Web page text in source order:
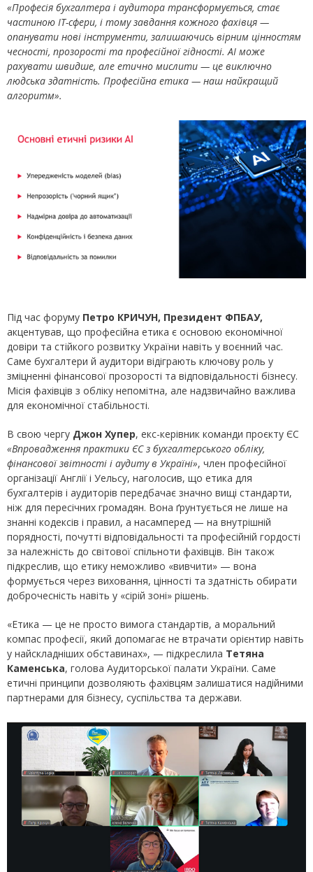
«Професія бухгалтера і аудитора трансформується, стає
частиною ІТ-сфери, і тому завдання кожного фахівця —
опанувати нові інструменти, залишаючись вірним цінностям
чесності, прозорості та професійної гідності. AI може
рахувати швидше, але етично мислити — це виключно
людська здатність. Професійна етика — наш найкращий
алгоритм».
Під час форуму Петро КРИЧУН, Президент ФПБАУ,
акцентував, що професійна етика є основою економічної
довіри та стійкого розвитку України навіть у воєнний час.
Саме бухгалтери й аудитори відіграють ключову роль у
зміцненні фінансової прозорості та відповідальності бізнесу.
Місія фахівців з обліку непомітна, але надзвичайно важлива
для економічної стабільності.
В свою чергу Джон Хупер, екс-керівник команди проєкту ЄС
«Впровадження практики ЄС з бухгалтерського обліку,
фінансової звітності і аудиту в Україні», член професійної
організації Англії і Уельсу, наголосив, що етика для
бухгалтерів і аудиторів передбачає значно вищі стандарти,
ніж для пересічних громадян. Вона ґрунтується не лише на
знанні кодексів і правил, а насамперед — на внутрішній
порядності, почутті відповідальності та професійній гордості
за належність до світової спільноти фахівців. Він також
підкреслив, що етику неможливо «вивчити» — вона
формується через виховання, цінності та здатність обирати
доброчесність навіть у «сірій зоні» рішень.
«Етика — це не просто вимога стандартів, а моральний
компас професії, який допомагає не втрачати орієнтир навіть
у найскладніших обставинах», — підкреслила Тетяна
Каменська, голова Аудиторської палати України. Саме
етичні принципи дозволяють фахівцям залишатися надійними
партнерами для бізнесу, суспільства та держави.